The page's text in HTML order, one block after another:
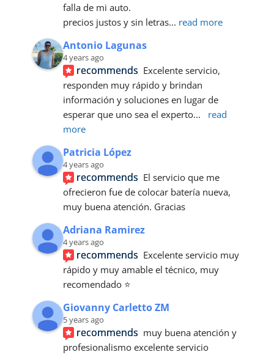
falla de mi auto.
precios justos y sin letras... read more
Antonio Lagunas
4 years ago
recommends Excelente servicio,
responden muy rápido y brindan
información y soluciones en lugar de
esperar que uno sea el experto...
read
more
Patricia López
4 years ago
recommends El servicio que me
ofrecieron fue de colocar batería nueva,
muy buena atención. Gracias
Adriana Ramirez
4 years ago
recommends Excelente servicio muy
rápido y muy amable el técnico, muy
recomendado ⭐
Giovanny Carletto ZM
5 years ago
recommends muy buena atención y
profesionalismo excelente servicio